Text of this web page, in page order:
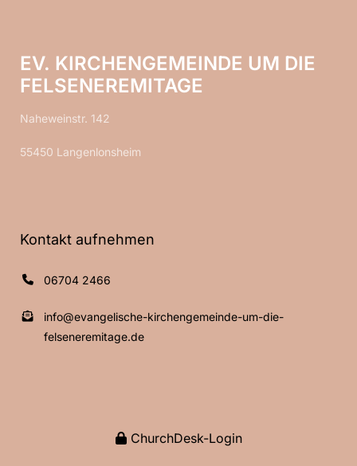
EV. KIRCHENGEMEINDE UM DIE
FELSENEREMITAGE
Naheweinstr. 142
55450 Langenlonsheim
Kontakt aufnehmen
06704 2466
info@evangelische-kirchengemeinde-um-die-
felseneremitage.de
ChurchDesk-Login